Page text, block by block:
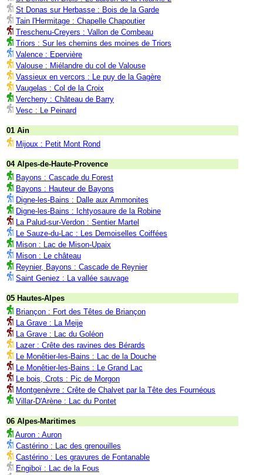
St Donas sur Herbasse : Bois de la Garde
Tain l'Hermitage : Chapelle Chapoutier
Treschenu-Creyers : Vallon de Combeau
Triors : Sur les chemins des moines de Triors
Valence : Epervière
Valouse : Miélandre du col de Valouse
Vassieux en vercors : Le puy de la Gagère
Vaugelas : Col de la Croix
Vercheny : Château de Barry
Vesc : Le Peinard
01 Ain
Mijoux : Petit Mont Rond
04 Alpes-de-Haute-Provence
Bayons : Cascade du Forest
Bayons : Hauteur de Bayons
Digne-les-Bains : Dalle aux Ammonites
Digne-les-Bains : Ichtyosaure de la Robine
La Palud-sur-Verdon : Sentier Martel
Le Sauze-du-Lac : Les Demoiselles Coiffées
Mison : Lac de Mison-Upaix
Mison : Le château
Reynier, Bayons : Cascade de Reynier
Saint Geniez : La vallée sauvage
05 Hautes-Alpes
Briançon : Fort des Têtes de Briançon
La Grave : La Meije
La Grave : Lac du Goléon
Lazer : Crête des ravines des Bérards
Le Monêtier-les-Bains : Lac de la Douche
Le Monêtier-les-Bains : Le Grand Lac
Le bois, Crots : Pic de Morgon
Montgenèvre : Crête de Chalvet par la Tête des Fournéous
Villar-D'Arène : Lac du Pontet
06 Alpes-Maritimes
Auron : Auron
Castérino : Lac des grenouilles
Castérino : Les gravures de Fontanable
Engiboï : Lac de la Fous